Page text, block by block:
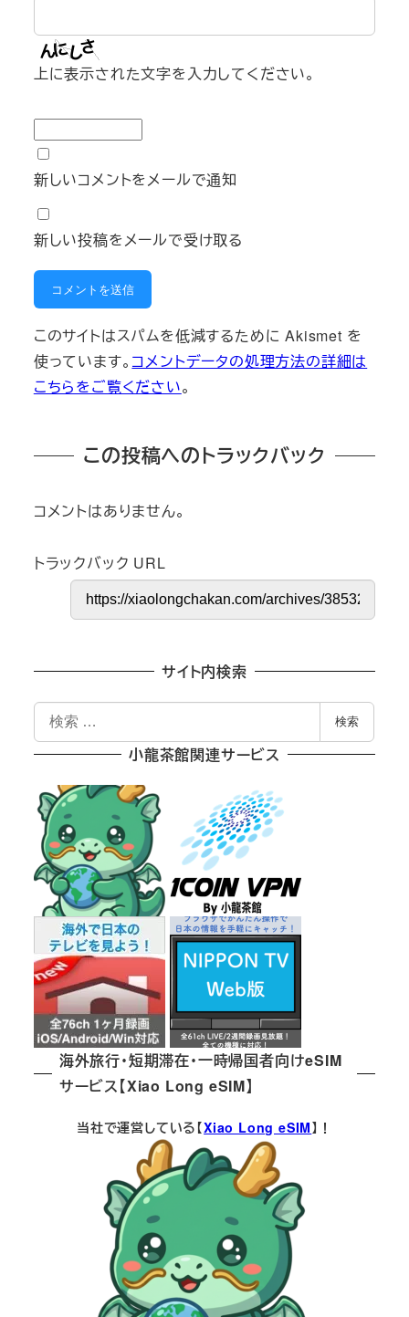
上に表示された文字を入力してください。
新しいコメントをメールで通知
新しい投稿をメールで受け取る
このサイトはスパムを低減するために Akismet を
使っています。 コメントデータの処理方法の詳細は
こちらをご覧ください。
この投稿へのトラックバック
コメントはありません。
トラックバック URL
サイト内検索
検
索
検索
小龍茶館関連サービス
海外旅行・短期滞在・一時帰国者向けeSIM
サービス【Xiao Long eSIM】
当社で運営している【Xiao Long eSIM】！